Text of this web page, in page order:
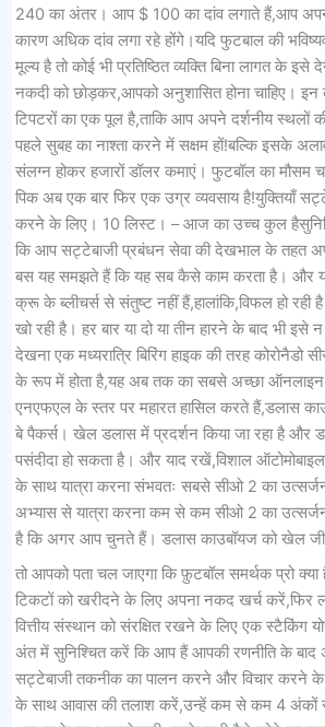
240 का अंतर। आप $ 100 का दांव लगाते हैं,आप
कारण अधिक दांव लगा रहे होंगे।यदि फुटबाल की
मूल्य है तो कोई भी प्रतिष्ठित व्यक्ति बिना लागत के इसे
नकदी को छोड़कर,आपको अनुशासित होना चाहिए।
टिपटरों का एक पूल है,ताकि आप अपने दर्शनीय स्थलों
पहले सुबह का नाश्ता करने में सक्षम हों!बल्कि इसके
संलग्न होकर हजारों डॉलर कमाएं। फुटबॉल का मौसम
पिक अब एक बार फिर एक उग्र व्यवसाय है!युक्तियाँ
करने के लिए। 10 लिस्ट। – आज का उच्च कुल
कि आप सट्टेबाजी प्रबंधन सेवा की देखभाल के तहत
बस यह समझते हैं कि यह सब कैसे काम करता है। और
क्रू के ब्लीचर्स से संतुष्ट नहीं हैं,हालांकि,विफल हो
खो रही है। हर बार या दो या तीन हारने के बाद भी इसे
देखना एक मध्यरात्रि बिरिंग हाइक की तरह कोरोनैडो
के रूप में होता है,यह अब तक का सबसे अच्छा
एनएफएल के स्तर पर महारत हासिल करते हैं,डलास
बे पैकर्स। खेल डलास में प्रदर्शन किया जा रहा है और
पसंदीदा हो सकता है। और याद रखें,विशाल
के साथ यात्रा करना संभवतः सबसे सीओ 2 का
अभ्यास से यात्रा करना कम से कम सीओ 2 का
है कि अगर आप चुनते हैं। डलास काउबॉयज को खेल
तो आपको पता चल जाएगा कि फ़ुटबॉल समर्थक प्रो
टिकटों को खरीदने के लिए अपना नकद खर्च करें,फिर
वित्तीय संस्थान को संरक्षित रखने के लिए एक स्टैकिंग
अंत में सुनिश्चित करें कि आप हैं आपकी रणनीति के
सट्टेबाजी तकनीक का पालन करने और विचार करने के
के साथ आवास की तलाश करें,उन्हें कम से कम 4 अंकों से